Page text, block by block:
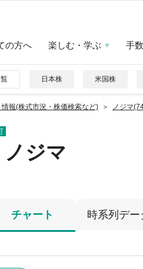
の方へ 楽しむ・学ぶ 手
日本株 米国株
情報(株式市況・株価検索など) ノジマ
ノジマ
チャート 時系列デー